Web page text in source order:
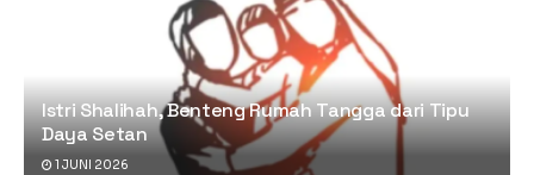
Istri Shalihah, Benteng Rumah Tangga dari Tipu
Daya Setan
1 JUNI 2026